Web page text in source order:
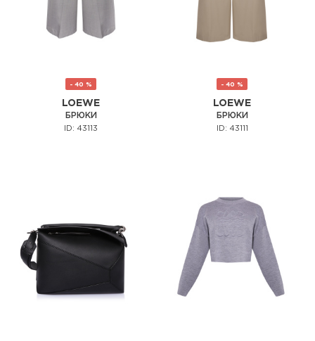
- 40 %
LOEWE
БРЮКИ
ID: 43113
- 40 %
LOEWE
БРЮКИ
ID: 43111